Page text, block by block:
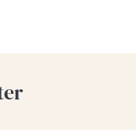
på LinkedIn